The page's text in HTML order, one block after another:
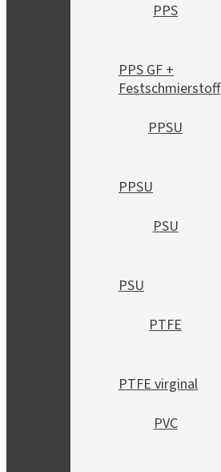
PPS
PPS GF +
Festschmierstoff
PPSU
PPSU
PSU
PSU
PTFE
PTFE virginal
PVC